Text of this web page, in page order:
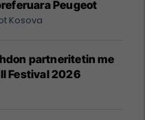
Peugeot
Kosova
partneritetin me
Festival 2026